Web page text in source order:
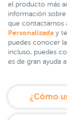
el producto más
información
que contactarnos
Personalizada y
puedes conocer
incluso, puedes
es de gran ayuda